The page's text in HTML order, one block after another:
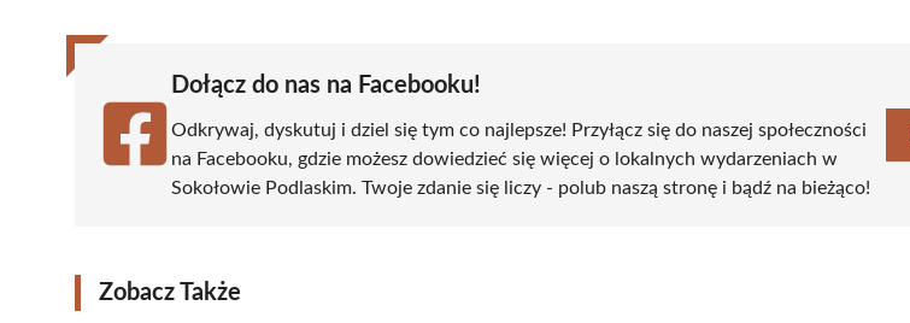
Dołącz do nas na Facebooku!
Odkrywaj, dyskutuj i dziel się tym co najlepsze! Przyłącz się do naszej społeczności
na Facebooku, gdzie możesz dowiedzieć się więcej o lokalnych wydarzeniach w
Sokołowie Podlaskim. Twoje zdanie się liczy - polub naszą stronę i bądź na bieżąco!
Zobacz Także